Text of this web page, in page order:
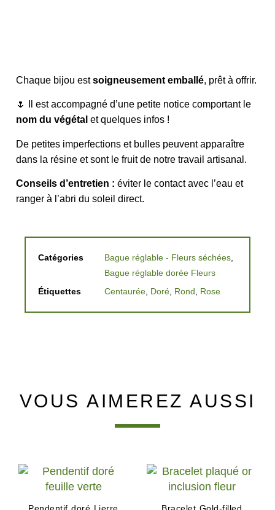
Chaque bijou estsoigneusement emballé, prêt à offrir.
🌷 Il est accompagné d’une petite notice comportant le
nom du végétal et quelques infos !
De petites imperfections et bulles peuvent apparaître
dans la résine et sont le fruit de notre travail artisanal.
Conseils d’entretien : éviter le contact avec l’eau et
ranger à l’abri du soleil direct.
Catégories Bague réglable - Fleurs séchées
Bague réglable dorée Fleurs
Étiquettes
Centaurée Doré Rond Rose
VOUS AIMEREZ AUSSI
Pendentif doré Lierre Bracelet Gold-filled